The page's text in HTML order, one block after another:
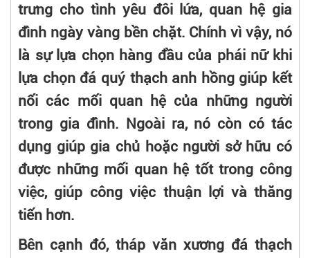
trưng cho tình yêu đôi lứa, quan hệ gia
đình ngày vàng bền chặt. Chính vì vậy, nó
là sự lựa chọn hàng đầu của phái nữ khi
lựa chọn đá quý thạch anh hồng giúp kết
nối các mối quan hệ của những người
trong gia đình. Ngoài ra, nó còn có tác
dụng giúp gia chủ hoặc người sở hữu có
được những mối quan hệ tốt trong công
việc, giúp công việc thuận lợi và thăng
tiến hơn.
Bên cạnh đó, tháp văn xương đá thạch